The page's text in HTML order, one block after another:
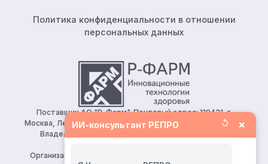
Политика конфиденциальности в отношении
персональных данных
Поставщик АО "Р-Фарм". Почтовый адрес: 119421, г.
Москва, Ленинский проспект, д.111, корп.1, этаж 5, ком.128.
Владелец сайта: АО «Р-Фарм» 123154, Москва, ул.
Организация, уполномоченная принимать претензии от
ИИ-консультант РЕПРО ↺ ×